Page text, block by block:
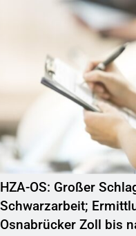
HZA-OS: Großer
Schwarzarbeit;
Osnabrücker Zoll bis